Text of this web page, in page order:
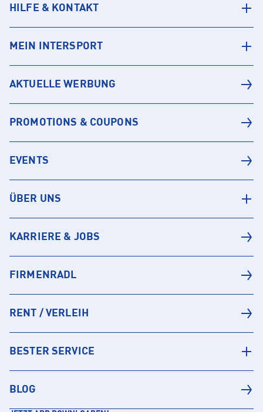
HILFE & KONTAKT
MEIN INTERSPORT
AKTUELLE WERBUNG
PROMOTIONS & COUPONS
EVENTS
ÜBER UNS
KARRIERE & JOBS
FIRMENRADL
RENT / VERLEIH
BESTER SERVICE
BLOG